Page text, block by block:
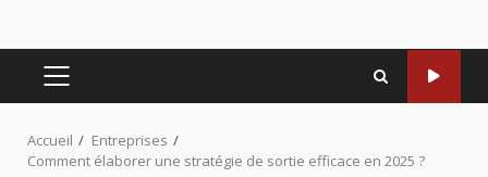
MENU
Accueil
Entreprises
Comment élaborer une stratégie de sortie efficace en 2025 ?